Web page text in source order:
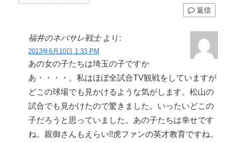
返信
福井のネバサレ戦士 より:
2013年6月10日 1:33 PM
あの女の子たちは埼玉の子ですか
あ・・・・。私はほぼ全試合TV観戦をしていますが
どこの球場でも見かけるような気がします。松山の
試合でも見かけたので驚きました。いったいどこの
子だろうと思っていました。あの子たちは幸せです
ね。親御さんもえらい!!虎ファンの英才教育ですね。